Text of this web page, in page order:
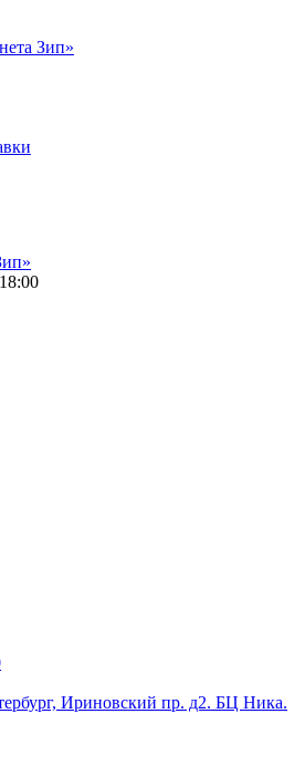
Зип»
Ириновский пр. д2. БЦ Ника.